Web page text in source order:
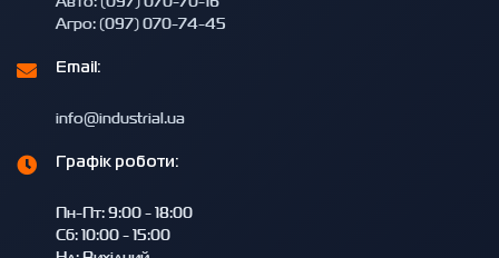
Агро: (097) 070-74-45
Email:
info@industrial.ua
Графік роботи:
Пн-Пт: 9:00 - 18:00
Сб: 10:00 - 15:00